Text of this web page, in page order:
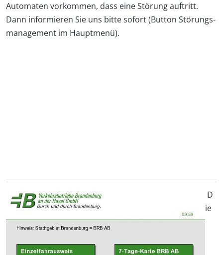
Automaten vorkommen, dass eine Störung auftritt.
Dann informieren Sie uns bitte sofort (Button Störungs-
management im Hauptmenü).
D
ie